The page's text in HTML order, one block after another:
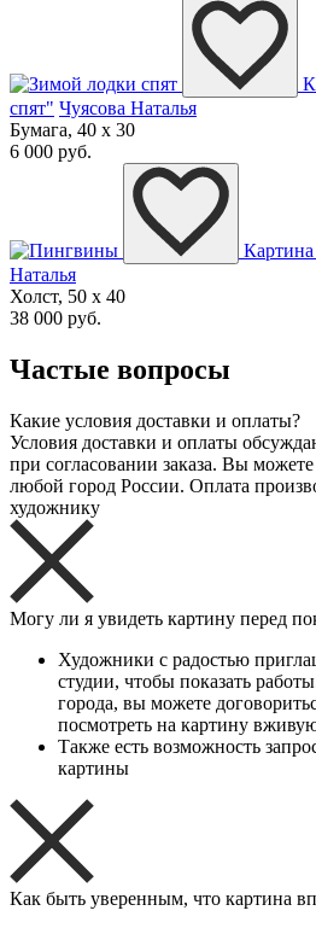
спят" Чуясова Наталья
Бумага, 40 x 30
6 000 руб.
Наталья
Холст, 50 x 40
38 000 руб.
Частые вопросы
Какие условия доставки и оплаты?
Условия доставки и оплаты
при согласовании заказа. Вы можете
любой город России. Оплата
художнику
Могу ли я увидеть картину перед
Художники с радостью
студии, чтобы показать
города, вы можете
посмотреть на картину
Также есть возможность
картины
Как быть уверенным, что картина